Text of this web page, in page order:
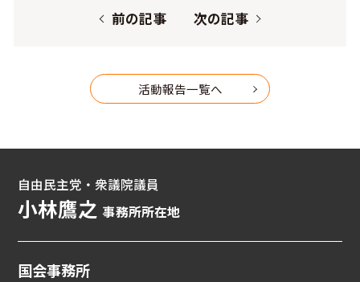
前の記事 次の記事
活動報告一覧へ
自由民主党・衆議院議員
小林鷹之事務所所在地
国会事務所